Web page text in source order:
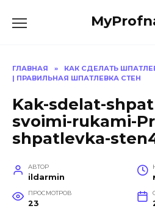
ГЛАВНАЯ »
КАК СДЕЛАТЬ
| ПРАВИЛЬНАЯ ШПАТЛЕВКА СТЕН
Kak-sdelat-
svoimi-rukami-
shpatlevka-
АВТОР
ildarmin
ПРОСМОТРОВ
23